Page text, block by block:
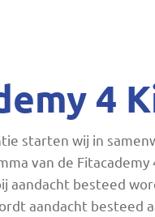
4
starten wij in
van de
aandacht besteed
aandacht besteed